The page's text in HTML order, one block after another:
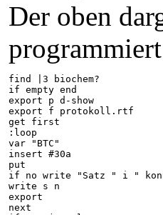
Der oben
find |3 biochem?
if empty end
export p d-show
export f protokoll.rtf
get first
:loop
var "BTC"
insert #30a
put
if no write "Satz " i "
write s n
export
next